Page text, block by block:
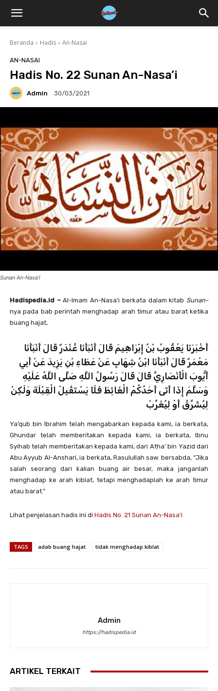
Beranda Hadis An-Nasai
AN-NASAI
Hadis No. 22 Sunan An-Nasa’i
Admin 30/03/2021
Sunan An-Nasa'i
Hadispedia.id –Al-Imam An-Nasa’i berkata dalam kitab Sunan-
nya pada bab perintah menghadap arah timur atau barat ketika
buang hajat,
أَخْبَرَنَا يَعْقُوبُ بْنُ إِبْرَاهِيمَ قَالَ أَنْبَأَنَا غُنْدَرٌ قَالَ أَنْبَأَنَا
مَعْمَرٌ قَالَ أَنْبَأَنَا ابْنُ شِهَابٍ عَنْ عَطَاءِ بْنِ يَزِيدَ عَنْ أَبِي
أَيُّوبَ الْأَنْصَارِيِّ قَالَ قَالَ رَسُولُ اللَّهِ صَلَّى اللَّهُ عَلَيْهِ
وَسَلَّمَ إِذَا أَتَى أَحَدُكُمْ الْغَائِطَ فَلَا يَسْتَقْبِلْ الْقِبْلَةَ وَلَكِنْ
لِيُشَرِّقْ أَوْ لِيُغَرِّبْ
Ya’qub bin Ibrahim telah mengabarkan kepada kami, ia berkata,
Ghundar telah memberitakan kepada kami, ia berkata, Ibnu
Syihab telah memberitakan kepada kami, dari Atha’ bin Yazid dari
Abu Ayyub Al-Anshari, ia berkata, Rasulullah saw. bersabda, “Jika
salah seorang dari kalian buang air besar, maka janganlah
menghadap ke arah kiblat, tetapi menghadaplah ke arah timur
atau barat.”
Lihat penjelasan hadis ini di Hadis No. 21 Sunan An-Nasa’i
TAGS adab buang hajat tidak menghadap kiblat
Admin
https://hadispedia.id
ARTIKEL TERKAIT